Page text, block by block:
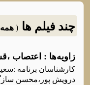
چند فیلم ها (
زاویه‌ها : اعتصاب
کارشناسان برنامه‌
درویش پور،محسن